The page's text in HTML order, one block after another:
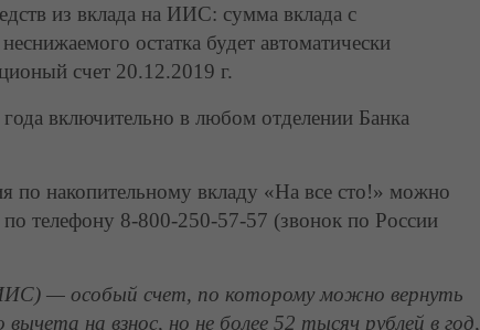
из вклада на ИИС: сумма вклада с
остатка будет автоматически
счет 20.12.2019 г.
включительно в любом отделении Банка
накопительному вкладу «На все сто!» можно
телефону 8-800-250-57-57 (звонок по России
— особый счет, по которому можно вернуть
на взнос, но не более 52 тысяч рублей в год,